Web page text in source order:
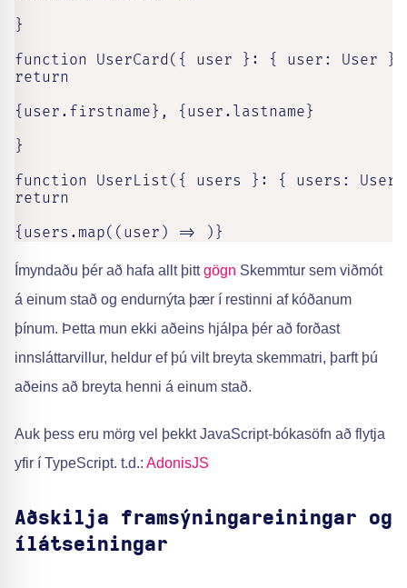
}
function UserCard({ user }: { user: User
return
{user.firstname}, {user.lastname}
}
function UserList({ users }: { users:
return
{users.map((user) => )}
Ímyndaðu þér að hafa allt þittgögn Skemmtur sem viðmót
á einum stað og endurnýta þær í restinni af kóðanum
þínum. Þetta mun ekki aðeins hjálpa þér að forðast
innsláttarvillur, heldur ef þú vilt breyta skemmatri, þarft þú
aðeins að breyta henni á einum stað.
Auk þess eru mörg vel þekkt JavaScript-bókasöfn að flytja
yfir í TypeScript. t.d.: AdonisJS
Aðskilja framsýningareiningar og
ílátseiningar